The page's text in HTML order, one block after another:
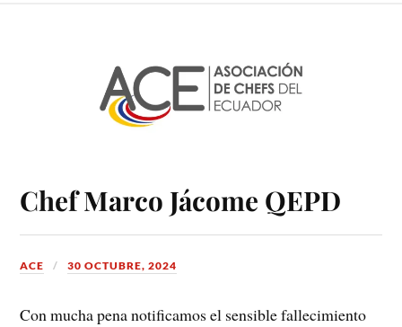
Chef Marco Jácome QEPD
ACE 30 OCTUBRE, 2024
Con mucha pena notificamos el sensible fallecimiento